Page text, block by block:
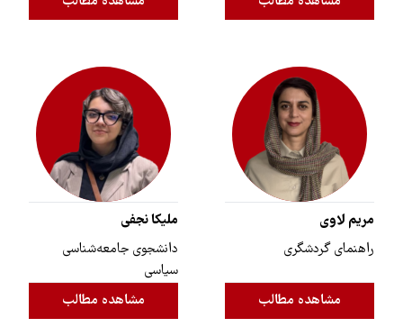
مریم لاوی
راهنمای گردشگری
مشاهده مطالب
ملیکا نجفی
دانشجوی جامعه‌شناسی
سیاسی
مشاهده مطالب